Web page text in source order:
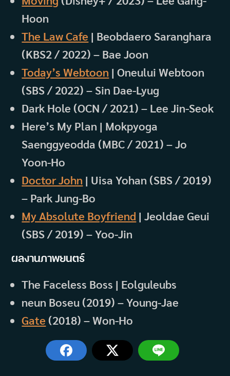
Hoon
The Law Cafe | Beobdaero Saranghara
(KBS2 / 2022) – Bae Joon
Today’s Webtoon | Oneului Webtoon
(SBS / 2022) – Sin Dae-Lyug
Dark Hole (OCN / 2021) – Lee Jin-Seok
Here’s My Plan | Mokpyoga
Saenggyeodda (MBC / 2021) – Jo
Yoon-Ho
Doctor John | Uisa Yohan (SBS / 2019)
– Park Jung-Bo
My Absolute Boyfriend | Jeoldae Geui
(SBS / 2019) – Yoo-Jin
ผลงานภาพยนตร์
The Faceless Boss | Eolguleubs
neun Boseu (2019) – Young-Jae
Gate (2018) – Won-Ho